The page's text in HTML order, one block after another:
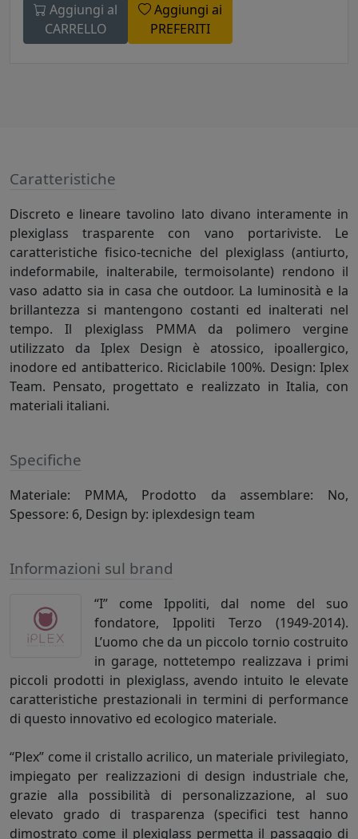
Aggiungi al
CARRELLO
Aggiungi ai
PREFERITI
Caratteristiche
Discreto e lineare tavolino lato divano interamente in
plexiglass trasparente con vano portariviste. Le
caratteristiche fisico-tecniche del plexiglass (antiurto,
indeformabile, inalterabile, termoisolante) rendono il
vaso adatto sia in casa che outdoor. La luminosità e la
brillantezza si mantengono costanti ed inalterati nel
tempo. Il plexiglass PMMA da polimero vergine
utilizzato da Iplex Design è atossico, ipoallergico,
inodore ed antibatterico. Riciclabile 100%. Design: Iplex
Team. Pensato, progettato e realizzato in Italia, con
materiali italiani.
Specifiche
Materiale: PMMA, Prodotto da assemblare: No,
Spessore: 6, Design by: iplexdesign team
Informazioni sul brand
“I” come Ippoliti, dal nome del suo
fondatore, Ippoliti Terzo (1949-2014).
L’uomo che da un piccolo tornio costruito
in garage, nottetempo realizzava i primi
piccoli prodotti in plexiglass, avendo intuito le elevate
caratteristiche prestazionali in termini di performance
di questo innovativo ed ecologico materiale.
“Plex” come il cristallo acrilico, un materiale privilegiato,
impiegato per realizzazioni di design industriale che,
grazie alla possibilità di personalizzazione, al suo
elevato grado di trasparenza (specifici test hanno
dimostrato come il plexiglass permetta il passaggio di